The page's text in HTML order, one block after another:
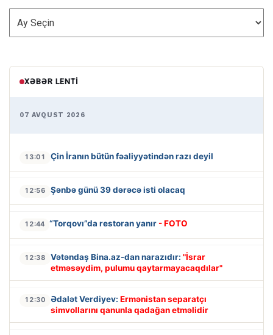
ARXİV
XƏBƏR LENTI
07 AVQUST 2026
13:01 Çin İranın bütün fəaliyyətindən razı deyil
12:56 Şənbə günü 39 dərəcə isti olacaq
12:44 “Torqovı”da restoran yanır - FOTO
12:38 Vətəndaş Bina.az-dan narazıdır: "İsrar
etməsəydim, pulumu qaytarmayacaqdılar"
12:30 Ədalət Verdiyev: Ermənistan separatçı
simvollarını qanunla qadağan etməlidir